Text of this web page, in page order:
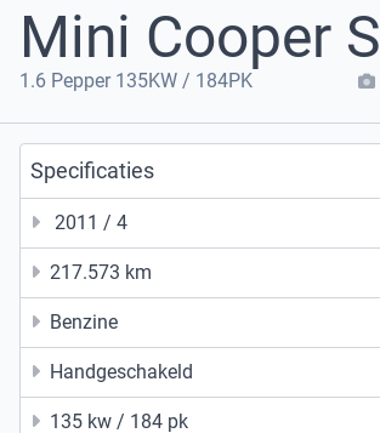
Mini Cooper S
1.6 Pepper 135KW / 184PK
Specificaties
2011 / 4
217.573 km
Benzine
Handgeschakeld
135 kw / 184 pk